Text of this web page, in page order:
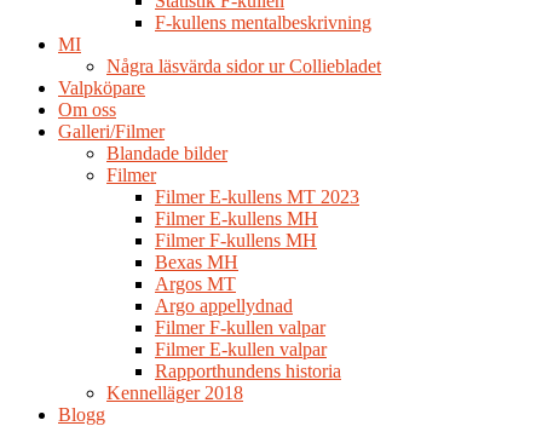
F-kullens mentalbeskrivning
MI
Några läsvärda sidor ur Colliebladet
Valpköpare
Om oss
Galleri/Filmer
Blandade bilder
Filmer
Filmer E-kullens MT 2023
Filmer E-kullens MH
Filmer F-kullens MH
Bexas MH
Argos MT
Argo appellydnad
Filmer F-kullen valpar
Filmer E-kullen valpar
Rapporthundens historia
Kennelläger 2018
Blogg